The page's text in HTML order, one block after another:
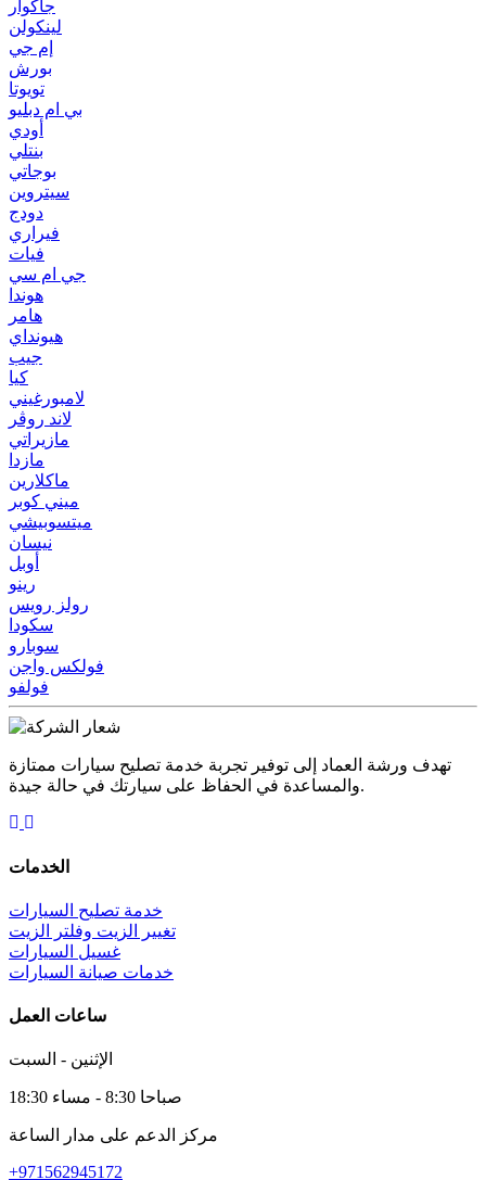
جاكوار
لينكولن
إم جي
بورش
تويوتا
بي ام دبليو
أودي
بنتلي
بوجاتي
سيتروين
دودج
فيراري
فيات
جي ام سي
هوندا
هامر
هيونداي
جيب
كيا
لامبورغيني
لاند روڤر
مازيراتي
مازدا
ماكلارين
ميني كوبر
ميتسوبيشي
نيسان
أوبل
رينو
رولز رويس
سكودا
سوبارو
فولكس واجن
فولفو
تهدف ورشة العماد إلى توفير تجربة خدمة تصليح سيارات ممتازة
والمساعدة في الحفاظ على سيارتك في حالة جيدة.
الخدمات
خدمة تصليح السيارات
تغيير الزيت وفلتر الزيت
غسيل السيارات
خدمات صيانة السيارات
ساعات العمل
الإثنين - السبت
صباحا 8:30 - مساء 18:30
مركز الدعم على مدار الساعة
+971562945172